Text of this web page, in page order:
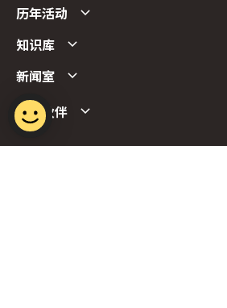
历年活动
知识库
新闻室
合作伙伴